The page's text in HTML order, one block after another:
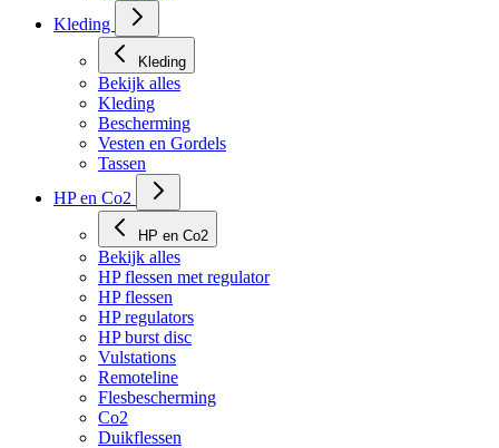
Kleding
Kleding
Bekijk alles
Kleding
Bescherming
Vesten en Gordels
Tassen
HP en Co2
HP en Co2
Bekijk alles
HP flessen met regulator
HP flessen
HP regulators
HP burst disc
Vulstations
Remoteline
Flesbescherming
Co2
Duikflessen